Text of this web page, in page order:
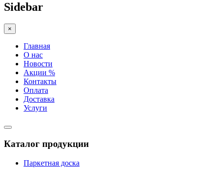
Sidebar
×
Главная
О нас
Новости
Акции %
Контакты
Оплата
Доставка
Услуги
Каталог продукции
Паркетная доска